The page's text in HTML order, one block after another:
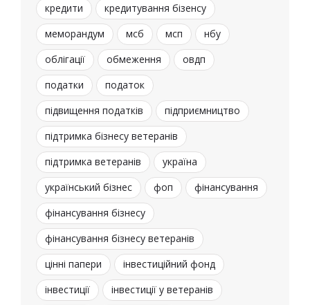
кредити
кредитування бізенсу
меморандум
мсб мсп
нбу
облігації
обмеження
овдп
податки
податок
підвищення податків
підприємництво
підтримка бізнесу ветеранів
підтримка ветеранів
україна
український бізнес
фоп
фінансування
фінансування бізнесу
фінансування бізнесу ветеранів
цінні папери
інвестиційний фонд
інвестиції
інвестиції у ветеранів